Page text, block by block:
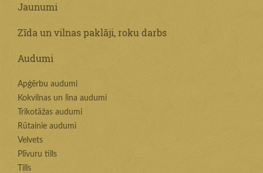
Jaunumi
Zīda un vilnas paklāji, roku darbs
Audumi
Apģērbu audumi
Kokvilnas un lina audumi
Trikotāžas audumi
Rūtainie audumi
Velvets
Plīvuru tills
Tills